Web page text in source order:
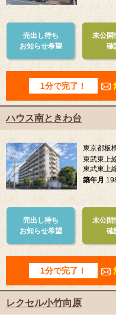
売出し待ち
お知らせ希望
未公開
確
1分で完了！
ハウス南ときわ台
東京都板
東武東上
東武東上
築年月
売出し待ち
お知らせ希望
未公開
確
1分で完了！
レクセル小竹向原